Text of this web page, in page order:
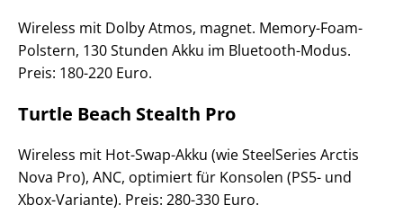
Wireless mit Dolby Atmos, magnet. Memory-Foam-
Polstern, 130 Stunden Akku im Bluetooth-Modus.
Preis: 180-220 Euro.
Turtle Beach Stealth Pro
Wireless mit Hot-Swap-Akku (wie SteelSeries Arctis
Nova Pro), ANC, optimiert für Konsolen (PS5- und
Xbox-Variante). Preis: 280-330 Euro.